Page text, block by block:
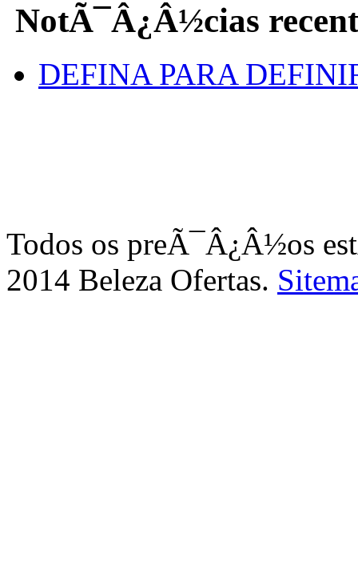
NotÃ¯Â¿Â½cias
DEFINA PARA
Todos os preÃ¯Â¿Â½os
2014 Beleza Ofertas.